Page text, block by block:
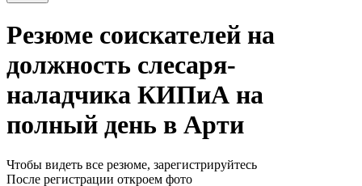
Резюме соискателей на
должность слесаря-
наладчика КИПиА на
полный день в Арти
Чтобы видеть все резюме, зарегистрируйтесь
После регистрации откроем фото